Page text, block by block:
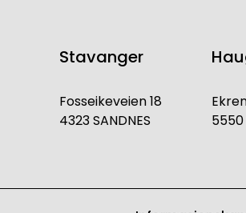
Stavanger
Fosseikeveien 18
4323 SANDNES
5550